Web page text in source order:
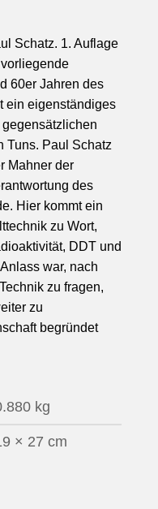
Schatz. 1. Auflage
60er Jahren des
ein eigenständiges
Tuns. Paul Schatz
Mahner der
des
Hier kommt ein
zu Wort,
DDT und
war, nach
zu fragen,
zu
begründet
kg
× 27 cm